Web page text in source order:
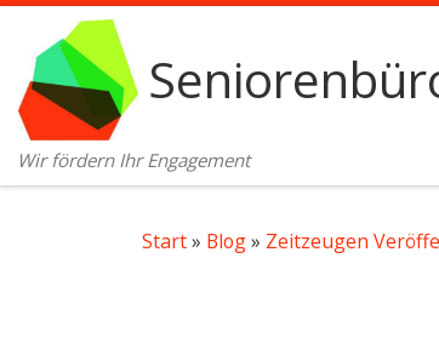
Zum Inhalt springen
Wir fördern Ihr Engagement
Start» Blog» Zeitzeugen